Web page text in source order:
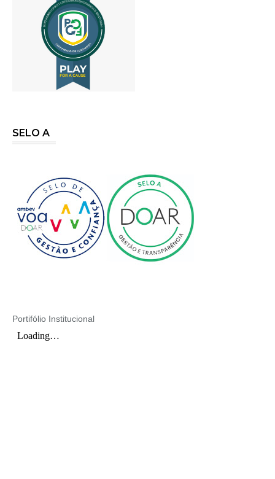
SELO A
Portifólio Institucional